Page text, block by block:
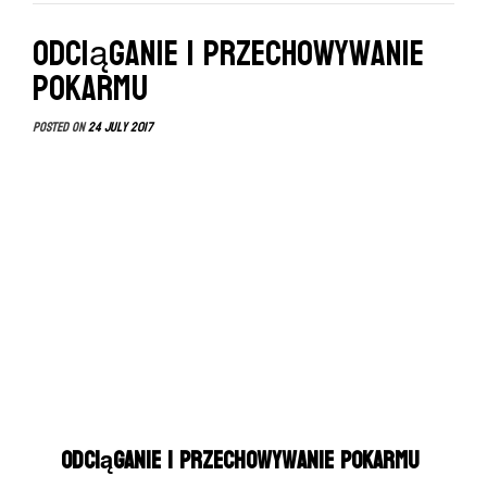
Odciąganie i przechowywanie
pokarmu
Posted on24 July 2017
Jak wybrać wózek
WYPRAWKA DLA
Śniadania
Pokój noworodka
Odciąganie i przechowywanie pokarmu